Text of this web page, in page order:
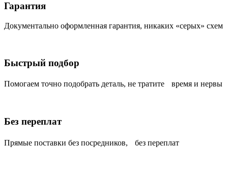
Гарантия
Документально оформленная гарантия, никаких «серых» схем
Быстрый подбор
Помогаем точно подобрать деталь, не тратите время и нервы
Без переплат
Прямые поставки без посредников, без переплат